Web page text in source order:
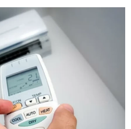
κατακαίνε την Ευρώπη, αλλά οι
ασφαλισμένες
τράπεζες αφήνουν τις αγορές